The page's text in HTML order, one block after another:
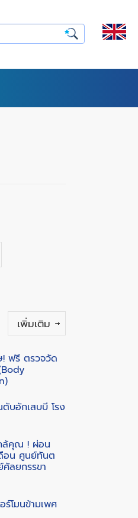
เพิ่มเติม
! ฟรี ตรวจวัด
ตับอักเสบบี โรง
ล้คุณ ! ผ่อน
อน ศูนย์ทันต
ลยกรรขา
ร์โมนข้ามเพศ